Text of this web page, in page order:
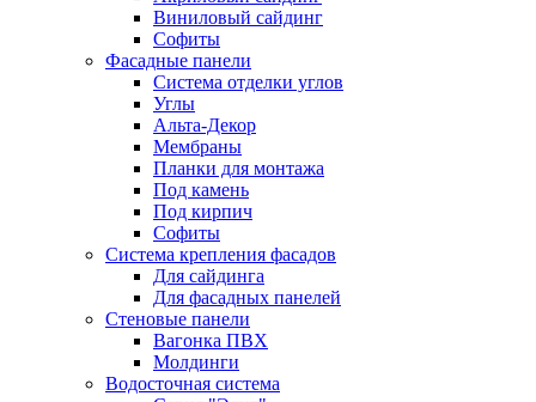
Виниловый сайдинг
Софиты
Фасадные панели
Система отделки углов
Углы
Альта-Декор
Мембраны
Планки для монтажа
Под камень
Под кирпич
Софиты
Система крепления фасадов
Для сайдинга
Для фасадных панелей
Стеновые панели
Вагонка ПВХ
Молдинги
Водосточная система